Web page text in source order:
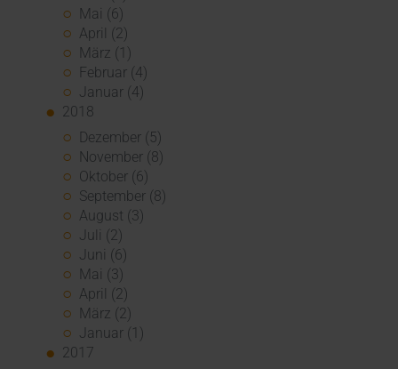
Mai (6)
April (2)
März (1)
Februar (4)
Januar (4)
2018
Dezember (5)
November (8)
Oktober (6)
September (8)
August (3)
Juli (2)
Juni (6)
Mai (3)
April (2)
März (2)
Januar (1)
2017